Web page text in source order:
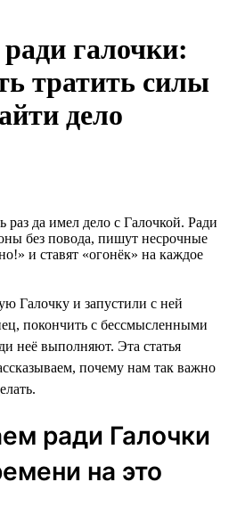
галочки:
тратить силы
дело
да имел дело с Галочкой. Ради
без повода, пишут несрочные
и ставят «огонёк» на каждое
Галочку и запустили с ней
покончить с бессмысленными
неё выполняют. Эта статья
почему нам так важно
ради Галочки
на это